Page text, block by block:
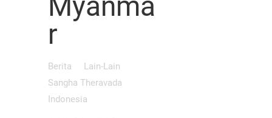
r
Berita
Lain-Lain
Sangha Theravada
Indonesia